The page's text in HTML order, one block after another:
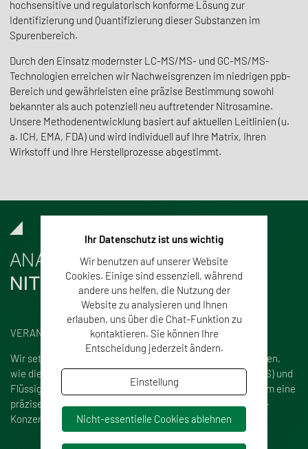
hochsensitive und regulatorisch konforme Lösung zur
Identifizierung und Quantifizierung dieser Substanzen im
Spurenbereich.
Durch den Einsatz modernster LC-MS/MS- und GC-MS/MS-
Technologien erreichen wir Nachweisgrenzen im niedrigen ppb-
Bereich und gewährleisten eine präzise Bestimmung sowohl
bekannter als auch potenziell neu auftretender Nitrosamine.
Unsere Methodenentwicklung basiert auf aktuellen Leitlinien (u.
a. ICH, EMA, FDA) und wird individuell auf Ihre Matrix, Ihren
Wirkstoff und Ihre Herstellprozesse abgestimmt.
ANALYSE VON
NITROSAMINEN
VERANTWORTUNG UND EXPERTISE
Wir setzen auf die neuesten chromatographischen Verfahren,
wie die Gaschromatographie-Massenspektrometrie (GC-MS) und
Flüssigchromatographie-Massenspektrometrie (LC-MS), um eine
präzise Identifizierung und Quantifizierung der Nitrosamin-
Konzentrationen zu ermöglichen.
Ihr Datenschutz ist uns wichtig
Wir benutzen auf unserer Website
Cookies. Einige sind essenziell, während
andere uns helfen, die Nutzung der
Website zu analysieren und Ihnen
erlauben, uns über die Chat-Funktion zu
kontaktieren. Sie können Ihre
Entscheidung jederzeit ändern.
Einstellung
Nicht-essentielle Cookies ablehnen